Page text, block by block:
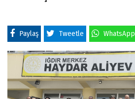
Paylaş Tweetle WhatsApp